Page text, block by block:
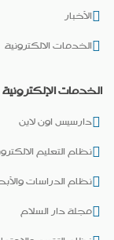
الأخبار
الخدمات الالكترونية
الخدمات الإلكترونية
دارسيس اون لاين
نظام التعليم
نظام الدراسات
مجلة دار السلام